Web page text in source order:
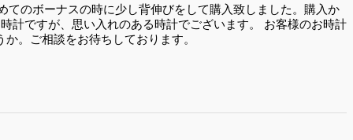
のボーナスの時に少し背伸びをして購入致しました。購入か
計ですが、思い入れのある時計でございます。 お客様のお時計
。ご相談をお待ちしております。